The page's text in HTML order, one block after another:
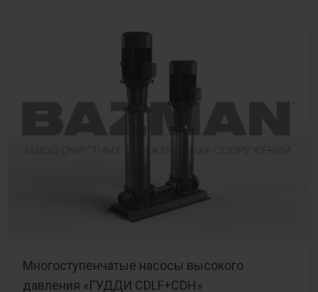
Многоступенчатые насосы высокого
давления «ГУДДИ CDLF+CDH»